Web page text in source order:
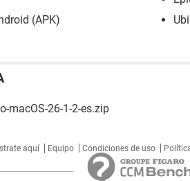
(APK)
macOS-26-1-2-es.zip
aquí Equipo Condiciones de uso